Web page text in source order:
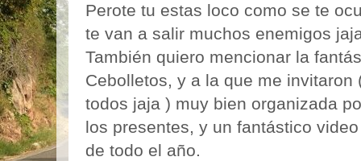
Perote tu estas loco como se te
te van a salir muchos enemigos
También quiero mencionar la
Cebolletos, y a la que me
todos jaja ) muy bien organizada
los presentes, y un fantástico
de todo el año.